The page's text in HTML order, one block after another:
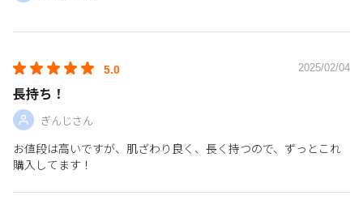
5.0 2025/02/04
長持ち！
ぎんじさん
お値段は高いですが、肌ざわり良く、長く持つので、ずっとこれ
購入してます！